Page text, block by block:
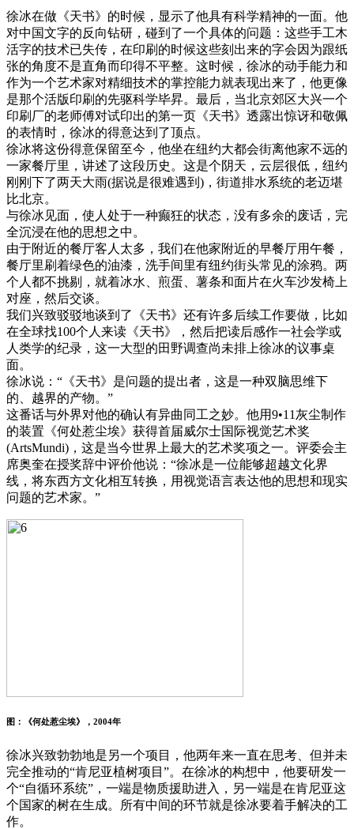
徐冰在做《天书》的时候，显示了他具有科学精神的一面。他
对中国文字的反向钻研，碰到了一个具体的问题：这些手工木
活字的技术已失传，在印刷的时候这些刻出来的字会因为跟纸
张的角度不是直角而印得不平整。这时候，徐冰的动手能力和
作为一个艺术家对精细技术的掌控能力就表现出来了，他更像
是那个活版印刷的先驱科学毕昇。最后，当北京郊区大兴一个
印刷厂的老师傅对试印出的第一页《天书》透露出惊讶和敬佩
的表情时，徐冰的得意达到了顶点。
徐冰将这份得意保留至今，他坐在纽约大都会街离他家不远的
一家餐厅里，讲述了这段历史。这是个阴天，云层很低，纽约
刚刚下了两天大雨(据说是很难遇到)，街道排水系统的老迈堪
比北京。
与徐冰见面，使人处于一种癫狂的状态，没有多余的废话，完
全沉浸在他的思想之中。
由于附近的餐厅客人太多，我们在他家附近的早餐厅用午餐，
餐厅里刷着绿色的油漆，洗手间里有纽约街头常见的涂鸦。两
个人都不挑剔，就着冰水、煎蛋、薯条和面片在火车沙发椅上
对座，然后交谈。
我们兴致驳驳地谈到了《天书》还有许多后续工作要做，比如
在全球找100个人来读《天书》，然后把读后感作一社会学或
人类学的纪录，这一大型的田野调查尚未排上徐冰的议事桌
面。
徐冰说：“《天书》是问题的提出者，这是一种双脑思维下
的、越界的产物。”
这番话与外界对他的确认有异曲同工之妙。他用9•11灰尘制作
的装置《何处惹尘埃》获得首届威尔士国际视觉艺术奖
(ArtsMundi)，这是当今世界上最大的艺术奖项之一。评委会主
席奥奎在授奖辞中评价他说：“徐冰是一位能够超越文化界
线，将东西方文化相互转换，用视觉语言表达他的思想和现实
问题的艺术家。”
图：《何处惹尘埃》，2004年
徐冰兴致勃勃地是另一个项目，他两年来一直在思考、但并未
完全推动的“肯尼亚植树项目”。在徐冰的构想中，他要研发一
个“自循环系统”，一端是物质援助进入，另一端是在肯尼亚这
个国家的树在生成。所有中间的环节就是徐冰要着手解决的工
作。